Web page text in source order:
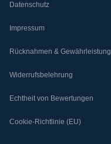
Datenschutz
Impressum
Rücknahmen & Gewährleistung
Widerrufsbelehrung
Echtheit von Bewertungen
Cookie-Richtlinie (EU)